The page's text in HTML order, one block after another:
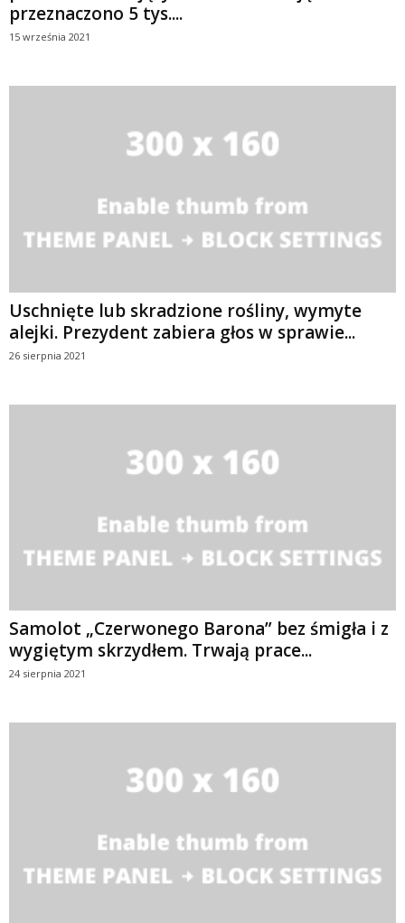
przeznaczono 5 tys....
15 września 2021
Uschnięte lub skradzione rośliny, wymyte
alejki. Prezydent zabiera głos w sprawie...
26 sierpnia 2021
Samolot „Czerwonego Barona” bez śmigła i z
wygiętym skrzydłem. Trwają prace...
24 sierpnia 2021